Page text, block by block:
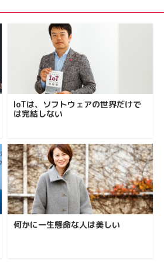
IoTは、ソフトウェアの世界だけで
は完結しない
何かに一生懸命な人は美しい